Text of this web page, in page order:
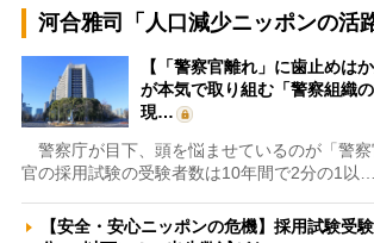
河合雅司「人口減少ニッポンの活
【「警察官離れ」に歯止めは
が本気で取り組む「警察組織
現…
警察庁が目下、頭を悩ませているのが「警
官の採用試験の受験者数は10年間で2分の1以…
【安全・安心ニッポンの危機】採用試験受